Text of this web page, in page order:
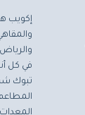
إكويب
في كل
تبوك